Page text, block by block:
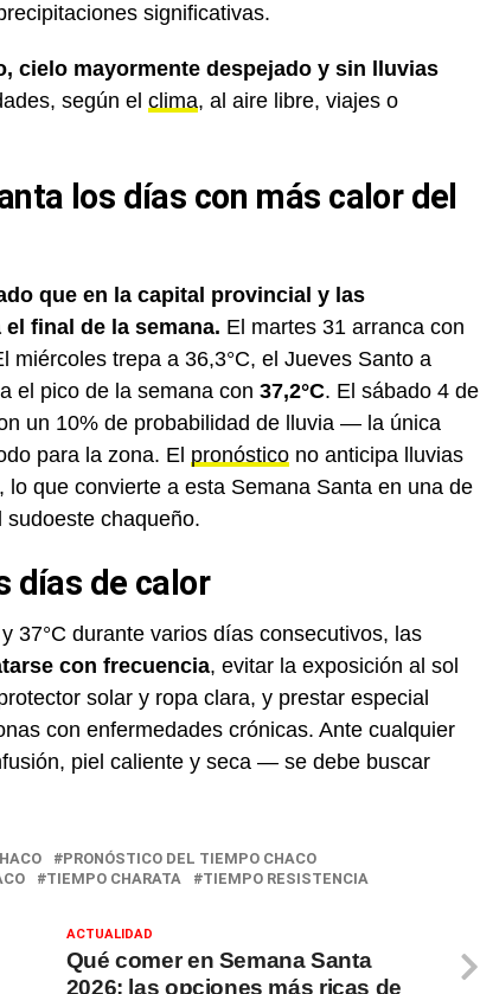
significativas.
cielo mayormente despejado y sin lluvias
según el clima, al aire libre, viajes o
los días con más calor del
que en la capital provincial y las
final de la semana. El martes 31 arranca con
miércoles trepa a 36,3°C, el Jueves Santo a
el pico de la semana con 37,2°C. El sábado 4 de
un 10% de probabilidad de lluvia — la única
para la zona. El pronóstico no anticipa lluvias
que convierte a esta Semana Santa en una de
sudoeste chaqueño.
días de calor
37°C durante varios días consecutivos, las
con frecuencia, evitar la exposición al sol
solar y ropa clara, y prestar especial
con enfermedades crónicas. Ante cualquier
piel caliente y seca — se debe buscar
PRONÓSTICO DEL TIEMPO CHACO
TIEMPO CHARATA TIEMPO RESISTENCIA
ACTUALIDAD
Qué comer en Semana Santa
2026: las opciones más ricas de